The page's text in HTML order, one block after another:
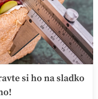
si ho na sladko